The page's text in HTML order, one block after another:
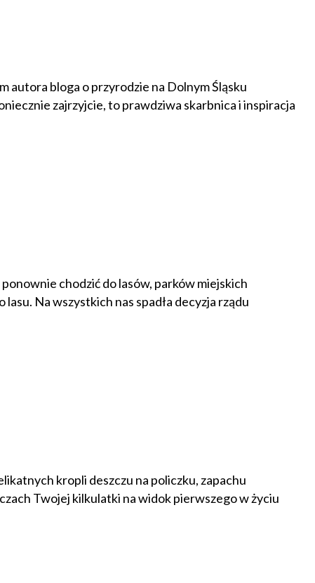
autora bloga o przyrodzie na Dolnym Śląsku
zajrzyjcie, to prawdziwa skarbnica i inspiracja
chodzić do lasów, parków miejskich
Na wszystkich nas spadła decyzja rządu
kropli deszczu na policzku, zapachu
Twojej kilkulatki na widok pierwszego w życiu